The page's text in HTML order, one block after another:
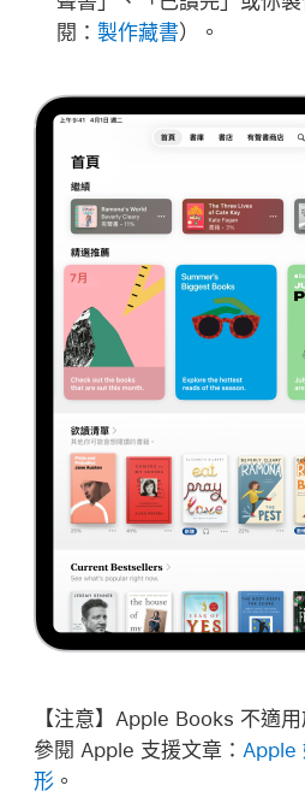
閱： 製作藏書）。
【注意】 Apple Books 不適
參閱 Apple 支援文章： Apple
形 。